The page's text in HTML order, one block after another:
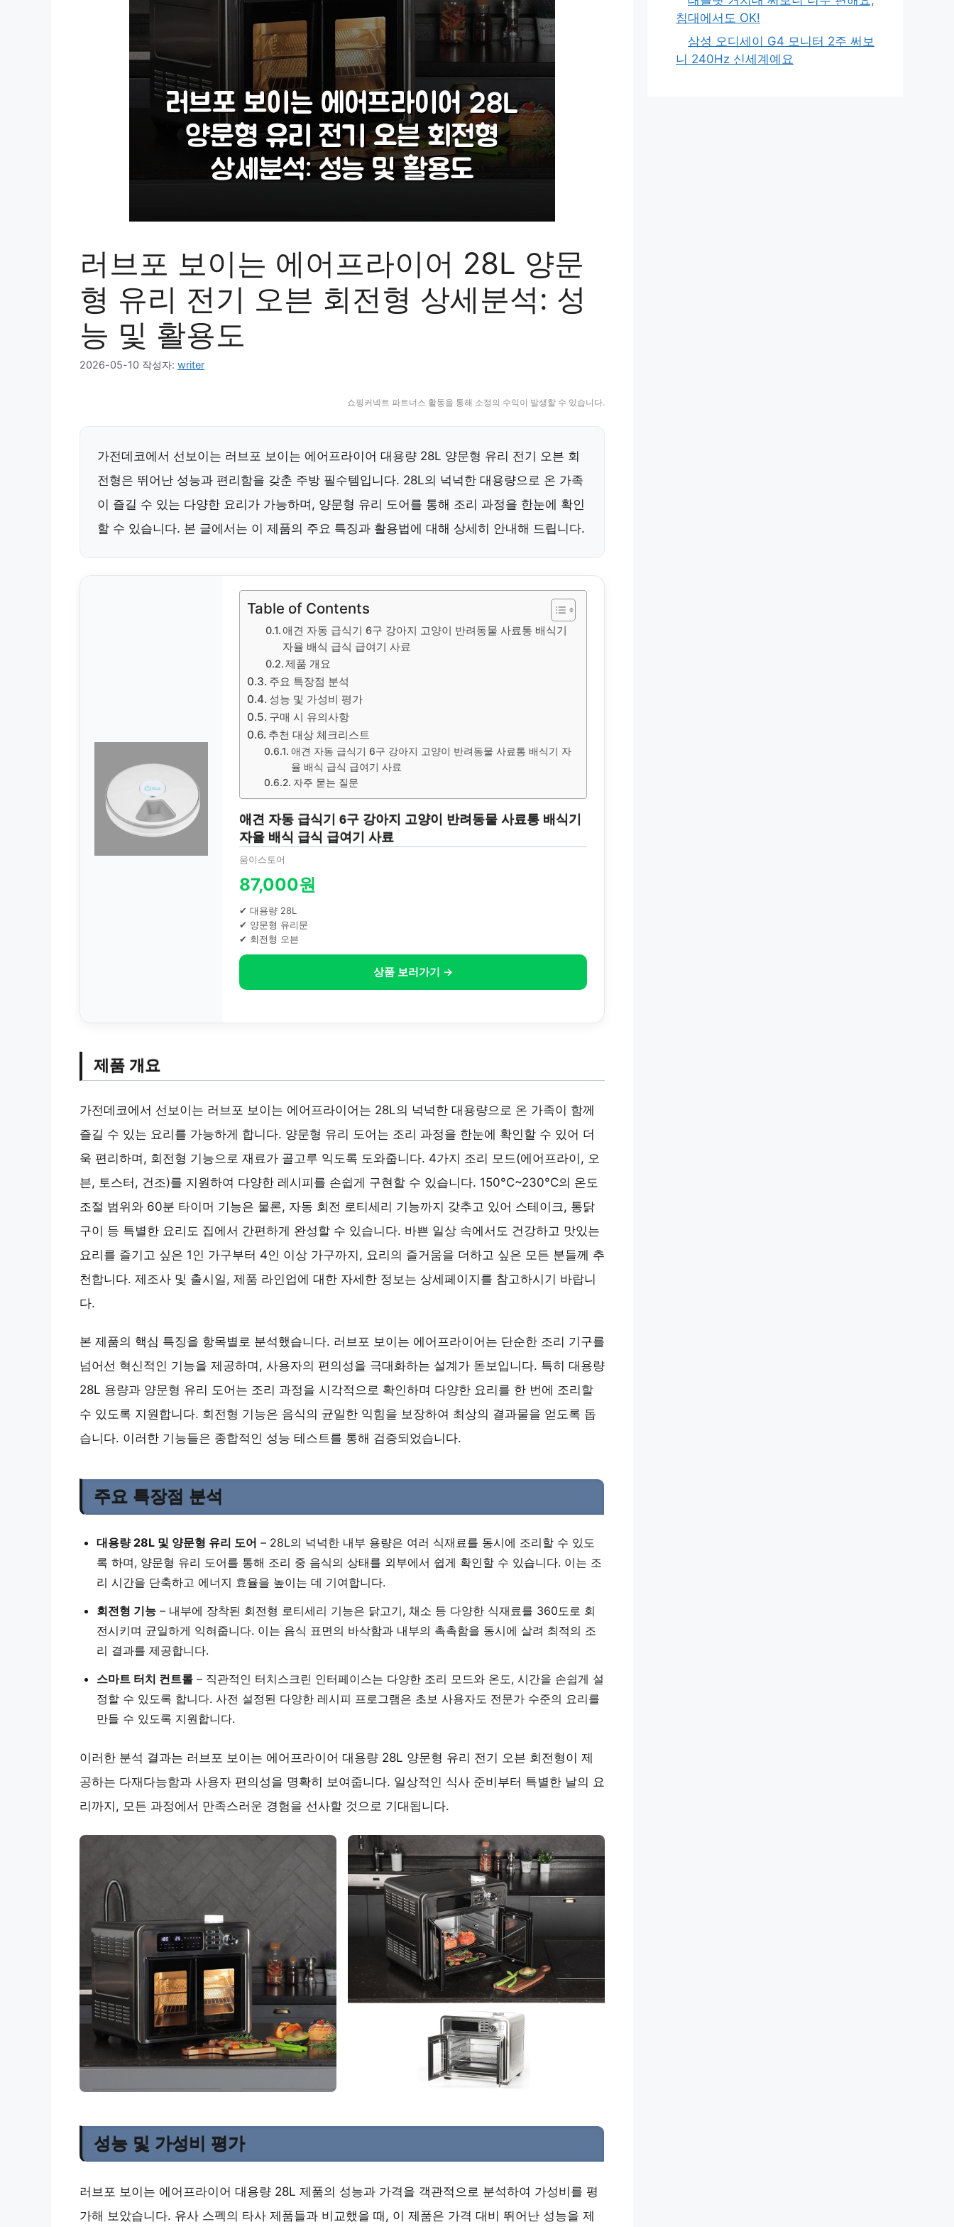
러브포 보이는 에어프라이어 28L 양문
형 유리 전기 오븐 회전형 상세분석: 성
능 및 활용도
2026-05-10 작성자: writer
쇼핑커넥트 파트너스 활동을 통해 소정의 수익이 발생할 수 있습니다.
가전데코에서 선보이는 러브포 보이는 에어프라이어 대용량 28L 양문형 유리 전기 오븐 회
전형은 뛰어난 성능과 편리함을 갖춘 주방 필수템입니다. 28L의 넉넉한 대용량으로 온 가족
이 즐길 수 있는 다양한 요리가 가능하며, 양문형 유리 도어를 통해 조리 과정을 한눈에 확인
할 수 있습니다. 본 글에서는 이 제품의 주요 특징과 활용법에 대해 상세히 안내해 드립니다.
Table of Contents
애견 자동 급식기 6구 강아지 고양이 반려동물 사료통 배식기
자율 배식 급식 급여기 사료
제품 개요
주요 특장점 분석
성능 및 가성비 평가
구매 시 유의사항
추천 대상 체크리스트
애견 자동 급식기 6구 강아지 고양이 반려동물 사료통 배식기 자
율 배식 급식 급여기 사료
자주 묻는 질문
애견 자동 급식기 6구 강아지 고양이 반려동물 사료통 배식기
자율 배식 급식 급여기 사료
움이스토어
87,000원
✔ 대용량 28L
✔ 양문형 유리문
✔ 회전형 오븐
상품 보러가기 →
제품 개요
가전데코에서 선보이는 러브포 보이는 에어프라이어는 28L의 넉넉한 대용량으로 온 가족이 함께
즐길 수 있는 요리를 가능하게 합니다. 양문형 유리 도어는 조리 과정을 한눈에 확인할 수 있어 더
욱 편리하며, 회전형 기능으로 재료가 골고루 익도록 도와줍니다. 4가지 조리 모드(에어프라이, 오
븐, 토스터, 건조)를 지원하여 다양한 레시피를 손쉽게 구현할 수 있습니다. 150°C~230°C의 온도
조절 범위와 60분 타이머 기능은 물론, 자동 회전 로티세리 기능까지 갖추고 있어 스테이크, 통닭
구이 등 특별한 요리도 집에서 간편하게 완성할 수 있습니다. 바쁜 일상 속에서도 건강하고 맛있는
요리를 즐기고 싶은 1인 가구부터 4인 이상 가구까지, 요리의 즐거움을 더하고 싶은 모든 분들께 추
천합니다. 제조사 및 출시일, 제품 라인업에 대한 자세한 정보는 상세페이지를 참고하시기 바랍니
다.
본 제품의 핵심 특징을 항목별로 분석했습니다. 러브포 보이는 에어프라이어는 단순한 조리 기구를
넘어선 혁신적인 기능을 제공하며, 사용자의 편의성을 극대화하는 설계가 돋보입니다. 특히 대용량
28L 용량과 양문형 유리 도어는 조리 과정을 시각적으로 확인하며 다양한 요리를 한 번에 조리할
수 있도록 지원합니다. 회전형 기능은 음식의 균일한 익힘을 보장하여 최상의 결과물을 얻도록 돕
습니다. 이러한 기능들은 종합적인 성능 테스트를 통해 검증되었습니다.
주요 특장점 분석
대용량 28L 및 양문형 유리 도어 – 28L의 넉넉한 내부 용량은 여러 식재료를 동시에 조리할 수 있도
록 하며, 양문형 유리 도어를 통해 조리 중 음식의 상태를 외부에서 쉽게 확인할 수 있습니다. 이는 조
리 시간을 단축하고 에너지 효율을 높이는 데 기여합니다.
회전형 기능 – 내부에 장착된 회전형 로티세리 기능은 닭고기, 채소 등 다양한 식재료를 360도로 회
전시키며 균일하게 익혀줍니다. 이는 음식 표면의 바삭함과 내부의 촉촉함을 동시에 살려 최적의 조
리 결과를 제공합니다.
스마트 터치 컨트롤 – 직관적인 터치스크린 인터페이스는 다양한 조리 모드와 온도, 시간을 손쉽게 설
정할 수 있도록 합니다. 사전 설정된 다양한 레시피 프로그램은 초보 사용자도 전문가 수준의 요리를
만들 수 있도록 지원합니다.
이러한 분석 결과는 러브포 보이는 에어프라이어 대용량 28L 양문형 유리 전기 오븐 회전형이 제
공하는 다재다능함과 사용자 편의성을 명확히 보여줍니다. 일상적인 식사 준비부터 특별한 날의 요
리까지, 모든 과정에서 만족스러운 경험을 선사할 것으로 기대됩니다.
성능 및 가성비 평가
러브포 보이는 에어프라이어 대용량 28L 제품의 성능과 가격을 객관적으로 분석하여 가성비를 평
가해 보았습니다. 유사 스펙의 타사 제품들과 비교했을 때, 이 제품은 가격 대비 뛰어난 성능을 제
침대에서도 OK!
삼성 오디세이 G4 모니터 2주 써보
니 240Hz 신세계예요